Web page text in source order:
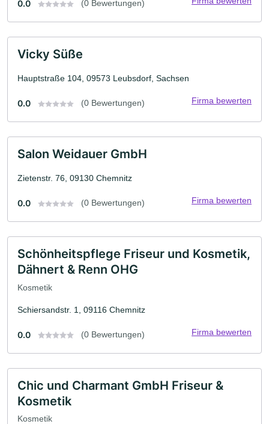
0.0 (0 Bewertungen)
Vicky Süße
Hauptstraße 104, 09573 Leubsdorf, Sachsen
0.0 (0 Bewertungen) Firma bewerten
Salon Weidauer GmbH
Zietenstr. 76, 09130 Chemnitz
0.0 (0 Bewertungen) Firma bewerten
Schönheitspflege Friseur und Kosmetik,
Dähnert & Renn OHG
Kosmetik
Schiersandstr. 1, 09116 Chemnitz
0.0 (0 Bewertungen) Firma bewerten
Chic und Charmant GmbH Friseur &
Kosmetik
Kosmetik